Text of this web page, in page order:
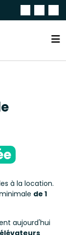
à la location.
de 1
aujourd'hui